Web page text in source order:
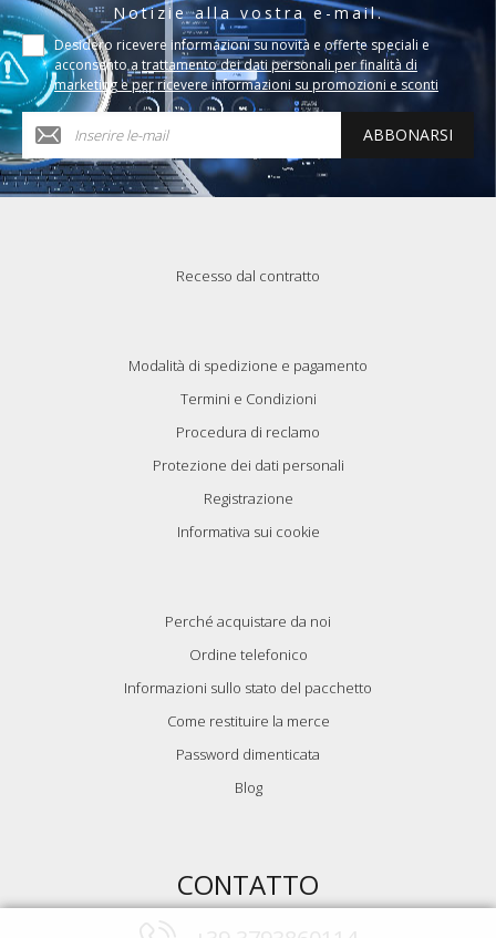
Notizie alla vostra e-mail.
Desidero ricevere informazioni su novità e offerte speciali e
acconsento a trattamento dei dati personali per finalità di
marketing e per ricevere informazioni su promozioni e sconti
ABBONARSI
Recesso dal contratto
Modalità di spedizione e pagamento
Termini e Condizioni
Procedura di reclamo
Protezione dei dati personali
Registrazione
Informativa sui cookie
Perché acquistare da noi
Ordine telefonico
Informazioni sullo stato del pacchetto
Come restituire la merce
Password dimenticata
Blog
CONTATTO